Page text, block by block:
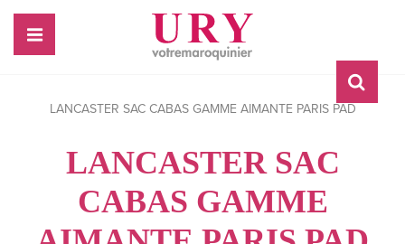
LANCASTER SAC CABAS GAMME AIMANTE PARIS PAD
LANCASTER SAC
CABAS GAMME